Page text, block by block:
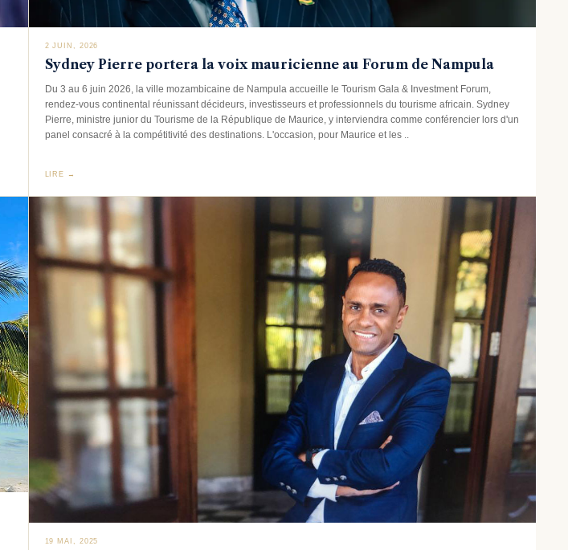
2 JUIN, 2026
Sydney Pierre portera la voix mauricienne au Forum de Nampula
Du 3 au 6 juin 2026, la ville mozambicaine de Nampula accueille le Tourism Gala & Investment Forum,
rendez-vous continental réunissant décideurs, investisseurs et professionnels du tourisme africain. Sydney
Pierre, ministre junior du Tourisme de la République de Maurice, y interviendra comme conférencier lors d'un
panel consacré à la compétitivité des destinations. L'occasion, pour Maurice et les ..
LIRE →
19 MAI, 2025